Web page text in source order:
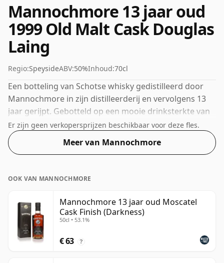
Mannochmore 13 jaar oud
1999 Old Malt Cask Douglas
Laing
Regio:SpeysideABV:50%Inhoud:70cl
Een botteling van Schotse whisky gedistilleerd door
Mannochmore in zijn distilleerderij en vervolgens 13
jaar gerijpt. Gebotteld op een mooie drinksterkte van
50% wordt deze whisky geleverd in een fles van 70cl.
Er zijn geen verkopersprijzen beschikbaar voor deze fles.
Meer van Mannochmore
OOK VAN MANNOCHMORE
Mannochmore 13 jaar oud Moscatel
Cask Finish (Darkness)
50cl • 53.1%
€ 63 ?